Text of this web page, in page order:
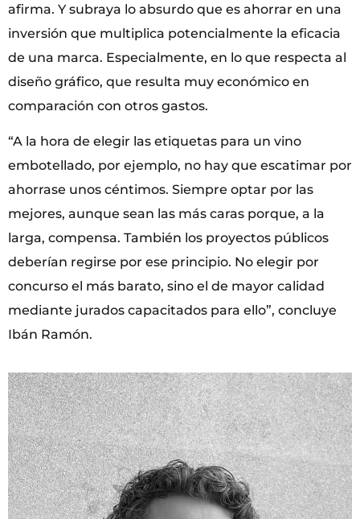
afirma. Y subraya lo absurdo que es ahorrar en una
inversión que multiplica potencialmente la eficacia
de una marca. Especialmente, en lo que respecta al
diseño gráfico, que resulta muy económico en
comparación con otros gastos.
“A la hora de elegir las etiquetas para un vino
embotellado, por ejemplo, no hay que escatimar por
ahorrase unos céntimos. Siempre optar por las
mejores, aunque sean las más caras porque, a la
larga, compensa. También los proyectos públicos
deberían regirse por ese principio. No elegir por
concurso el más barato, sino el de mayor calidad
mediante jurados capacitados para ello”, concluye
Ibán Ramón.